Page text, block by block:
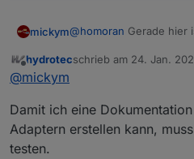
mickym@homoran Gerade hier
beider Adapter nötig.
Der MQTT-Client
Broker (mit manchen
Front-End zu einem
Adapter also Client um
Gerade als Anfänger
Problem, welchen
Offline
hydrotecschrieb am 24. Jan.
zuletzt editiert von
@mickym
Damit ich eine
Adaptern erstellen kann,
testen.